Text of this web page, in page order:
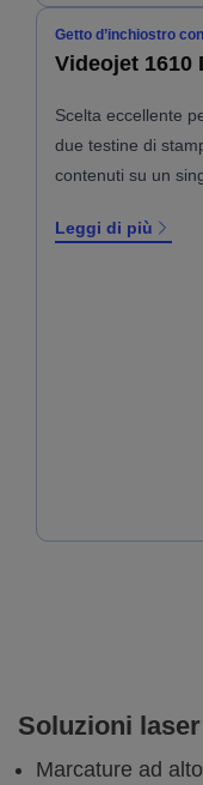
Getto d’inchiostro
Videojet 1610
Scelta eccellente
due testine di
contenuti su un
Leggi di più
Soluzioni
Marcature ad